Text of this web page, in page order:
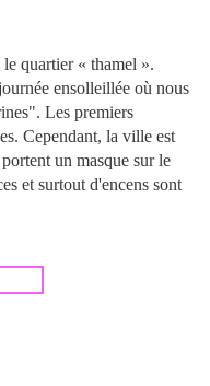
quartier « thamel ».
ensolleillée où nous
Les premiers
Cependant, la ville est
un masque sur le
et surtout d'encens sont